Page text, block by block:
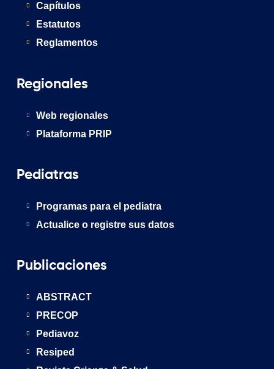
Capítulos
Estatutos
Reglamentos
Regionales
Web regionales
Plataforma PRIP
Pediatras
Programas para el pediatra
Actualice o registre sus datos
Publicaciones
ABSTRACT
PRECOP
Pediavoz
Resiped